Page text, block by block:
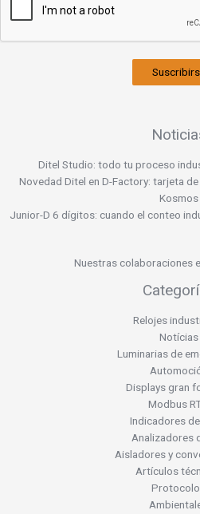
Ditel Studio: todo tu proceso
Novedad Ditel en D-Factory: tarjeta
Kosmos
Junior-D 6 dígitos: cuando el conteo
Nuestras colaboraciones
Relojes
Notícias
Luminarias de
Displays gran
Modbus
Indicadores
Analizadores
Aisladores y
Artículos